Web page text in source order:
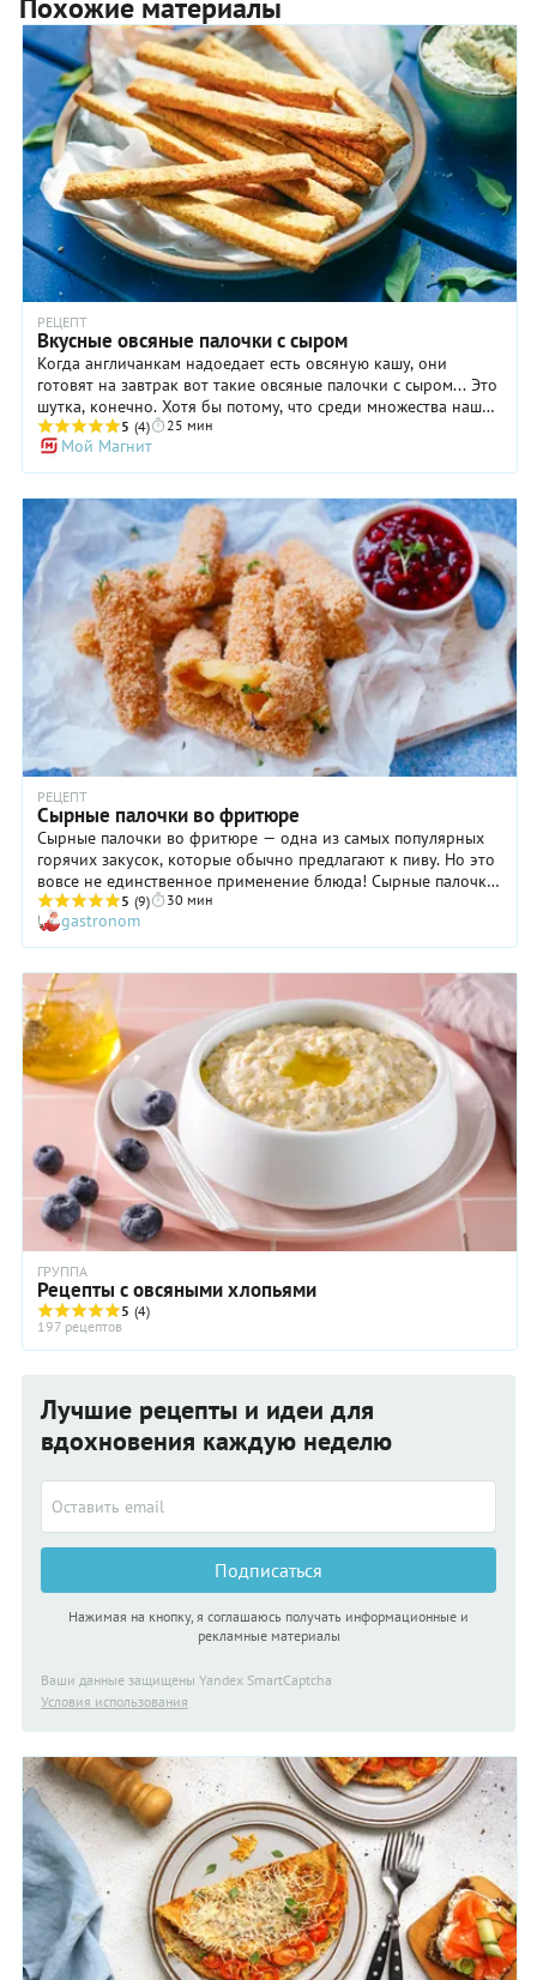
РЕЦЕПТ
Вкусные овсяные палочки с сыром
Когда англичанкам надоедает есть овсяную кашу, они
готовят на завтрак вот такие овсяные палочки с сыром... Это
шутка, конечно. Хотя бы потому, что среди множества наших
друзей-англичан нет ни одного, кто бы ел овсянку на
завтрак. А сотрудники нашей редакции, многие из которых
являются пламенными поклонниками этого злака в любом
виде, с удовольствием съели эти палочки после работы,
причем под пиво. Используйте этот рецепт палочек из
овсяных хлопьев как базовый, разнообразя его различными
добавками по своему вкусу.
5 (4) 25 мин
Мой Магнит
РЕЦЕПТ
Сырные палочки во фритюре
Сырные палочки во фритюре — одна из самых популярных
горячих закусок, которые обычно предлагают к пиву. Но это
вовсе не единственное применение блюда! Сырные палочки
хороши и сами по себе: их можно есть просто так,
наслаждаясь оригинальной текстурой: под хрустящей
оболочкой скрывается горячая тягучая серединка. Однако
стоит иметь в виду, что сделать их заранее или впрок не
получится, потому что даже после недолгого хранения вы
получите нечто «резиновое» и совершенно не вкусное. Так
что, готовьте сырные палочки во фритюре по нашему
рецепту, правильно рассчитывая количество порций, так,
чтобы с удовольствием съесть все и сразу!
5 (9) 30 мин
gastronom
ГРУППА
Рецепты с овсяными хлопьями
5 (4)
197 рецептов
Лучшие рецепты и идеи для
вдохновения каждую неделю
Подписаться
Нажимая на кнопку, я соглашаюсь получать информационные и
рекламные материалы
Ваши данные защищены Yandex SmartCaptcha
Условия использования